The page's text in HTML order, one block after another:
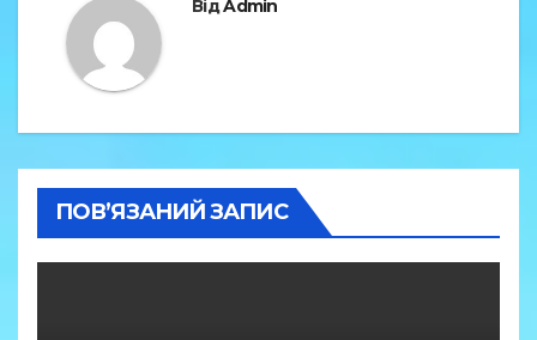
ВідAdmin
ПОВ’ЯЗАНИЙ ЗАПИС